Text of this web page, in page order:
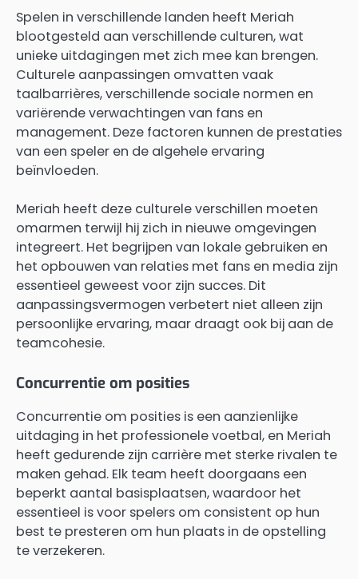
Spelen in verschillende landen heeft Meriah
blootgesteld aan verschillende culturen, wat
unieke uitdagingen met zich mee kan brengen.
Culturele aanpassingen omvatten vaak
taalbarrières, verschillende sociale normen en
variërende verwachtingen van fans en
management. Deze factoren kunnen de prestaties
van een speler en de algehele ervaring
beïnvloeden.
Meriah heeft deze culturele verschillen moeten
omarmen terwijl hij zich in nieuwe omgevingen
integreert. Het begrijpen van lokale gebruiken en
het opbouwen van relaties met fans en media zijn
essentieel geweest voor zijn succes. Dit
aanpassingsvermogen verbetert niet alleen zijn
persoonlijke ervaring, maar draagt ook bij aan de
teamcohesie.
Concurrentie om posities
Concurrentie om posities is een aanzienlijke
uitdaging in het professionele voetbal, en Meriah
heeft gedurende zijn carrière met sterke rivalen te
maken gehad. Elk team heeft doorgaans een
beperkt aantal basisplaatsen, waardoor het
essentieel is voor spelers om consistent op hun
best te presteren om hun plaats in de opstelling
te verzekeren.